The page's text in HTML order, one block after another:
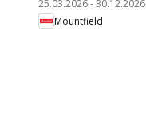
25.03.2026-30.12.2026
Mountfield